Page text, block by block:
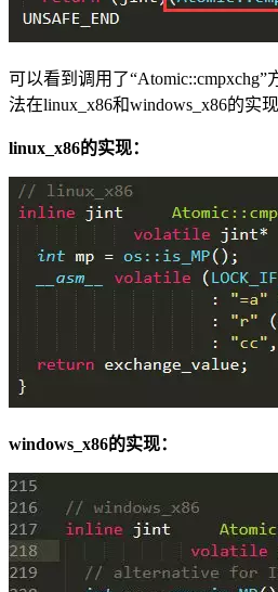
可以看到调用了“Atomic::cmpxchg”
法在linux_x86和windows_x86的实现
linux_x86的实现：
windows_x86的实现：